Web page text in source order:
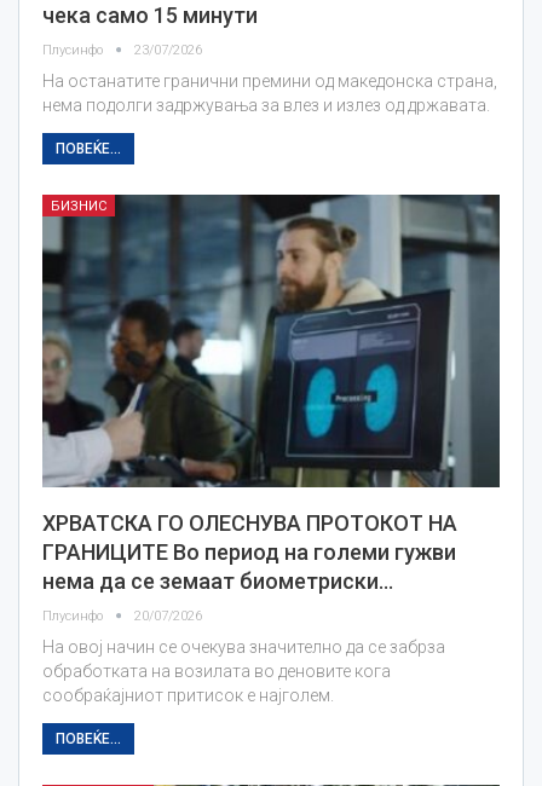
чека само 15 минути
Плусинфо 23/07/2026
На останатите гранични премини од македонска страна,
нема подолги задржувања за влез и излез од државата.
ПОВЕЌЕ...
БИЗНИС
ХРВАТСКА ГО ОЛЕСНУВА ПРОТОКОТ НА
ГРАНИЦИТЕ Во период на големи гужви
нема да се земаат биометриски…
Плусинфо 20/07/2026
На овој начин се очекува значително да се забрза
обработката на возилата во деновите кога
сообраќајниот притисок е најголем.
ПОВЕЌЕ...